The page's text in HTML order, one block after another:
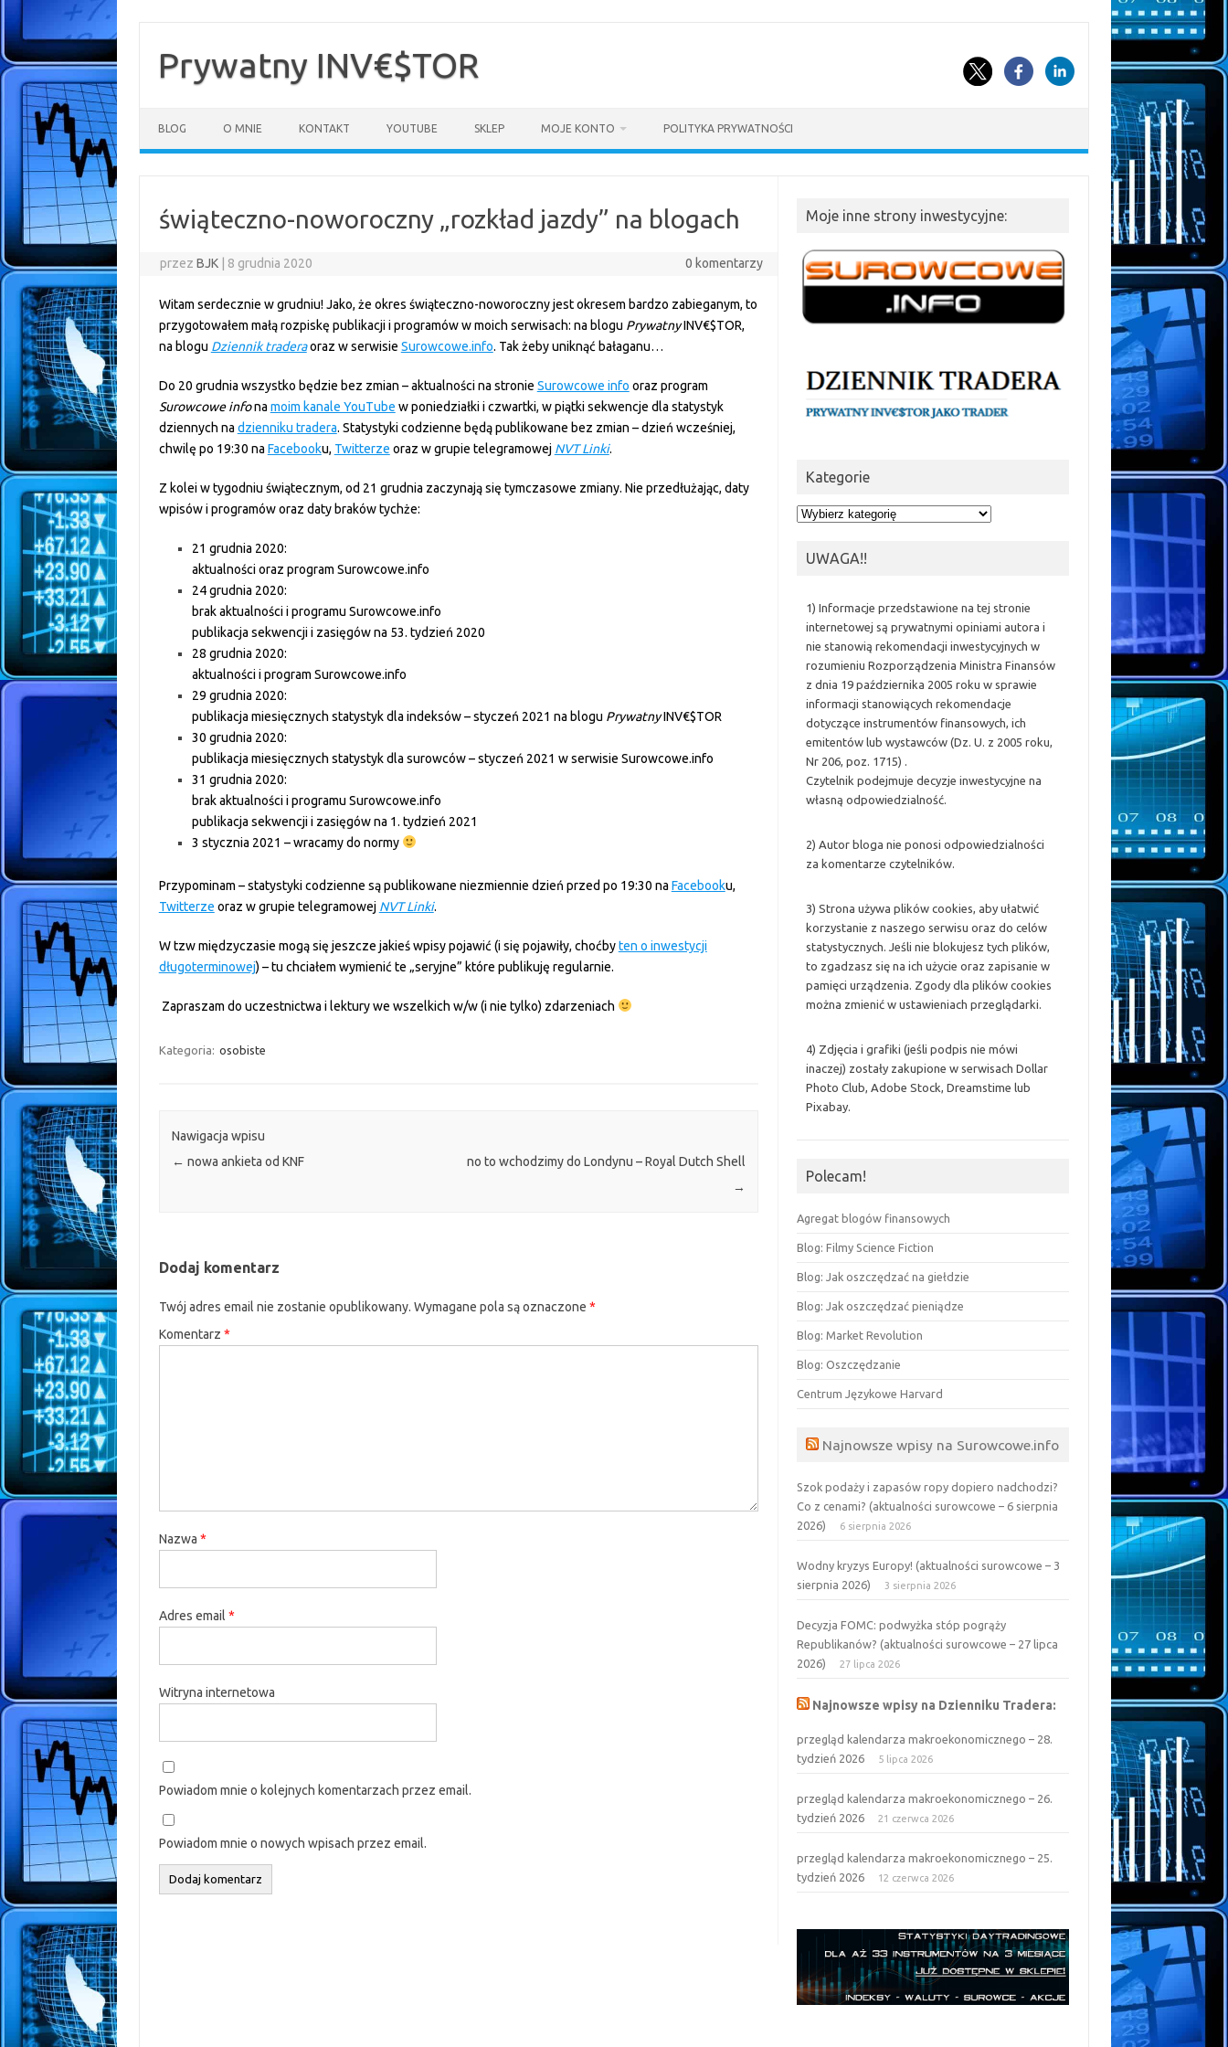
treściPrywatny INV€$TOR
BLOG O MNIE KONTAKT YOUTUBE SKLEP MOJE KONTO POLITYKA PRYWATNOŚCI
świąteczno-noworoczny „rozkład jazdy” na blogach
przezBJK 8 grudnia 2020 0 komentarzy
Witam serdecznie w grudniu! Jako, że okres świąteczno-noworoczny jest okresem bardzo zabieganym, to
przygotowałem małą rozpiskę publikacji i programów w moich serwisach: na blogu PrywatnyINV€$TOR,
na blogu Dziennik tradera oraz w serwisie Surowcowe.info. Tak żeby uniknąć bałaganu…
Do 20 grudnia wszystko będzie bez zmian – aktualności na stronie Surowcowe info oraz program
Surowcowe infona moim kanale YouTube w poniedziałki i czwartki, w piątki sekwencje dla statystyk
dziennych na dzienniku tradera. Statystyki codzienne będą publikowane bez zmian – dzień wcześniej,
chwilę po 19:30 na Facebooku, Twitterze oraz w grupie telegramowej NVT Linki.
Z kolei w tygodniu świątecznym, od 21 grudnia zaczynają się tymczasowe zmiany. Nie przedłużając, daty
wpisów i programów oraz daty braków tychże:
21 grudnia 2020:
aktualności oraz program Surowcowe.info
24 grudnia 2020:
brak aktualności i programu Surowcowe.info
publikacja sekwencji i zasięgów na 53. tydzień 2020
28 grudnia 2020:
aktualności i program Surowcowe.info
29 grudnia 2020:
publikacja miesięcznych statystyk dla indeksów – styczeń 2021 na blogu PrywatnyINV€$TOR
30 grudnia 2020:
publikacja miesięcznych statystyk dla surowców – styczeń 2021 w serwisie Surowcowe.info
31 grudnia 2020:
brak aktualności i programu Surowcowe.info
publikacja sekwencji i zasięgów na 1. tydzień 2021
3 stycznia 2021 – wracamy do normy
Przypominam – statystyki codzienne są publikowane niezmiennie dzień przed po 19:30 na Facebooku,
Twitterze oraz w grupie telegramowej NVT Linki.
W tzw międzyczasie mogą się jeszcze jakieś wpisy pojawić (i się pojawiły, choćbyten o inwestycji
długoterminowej) – tu chciałem wymienić te „seryjne” które publikuję regularnie.
Zapraszam do uczestnictwa i lektury we wszelkich w/w (i nie tylko) zdarzeniach
Kategoria: osobiste
Nawigacja wpisu
← nowa ankieta od KNF
no to wchodzimy do Londynu – Royal Dutch Shell
→
Dodaj komentarz
Twój adres email nie zostanie opublikowany. Wymagane pola są oznaczone *
Komentarz *
Nazwa *
Adres email *
Witryna internetowa
Powiadom mnie o kolejnych komentarzach przez email.
Powiadom mnie o nowych wpisach przez email.
Moje inne strony inwestycyjne:
Kategorie
Kategorie
UWAGA!!
1) Informacje przedstawione na tej stronie
internetowej są prywatnymi opiniami autora i
nie stanowią rekomendacji inwestycyjnych w
rozumieniu Rozporządzenia Ministra Finansów
z dnia 19 października 2005 roku w sprawie
informacji stanowiących rekomendacje
dotyczące instrumentów finansowych, ich
emitentów lub wystawców (Dz. U. z 2005 roku,
Nr 206, poz. 1715) .
Czytelnik podejmuje decyzje inwestycyjne na
własną odpowiedzialność.
2) Autor bloga nie ponosi odpowiedzialności
za komentarze czytelników.
3) Strona używa plików cookies, aby ułatwić
korzystanie z naszego serwisu oraz do celów
statystycznych. Jeśli nie blokujesz tych plików,
to zgadzasz się na ich użycie oraz zapisanie w
pamięci urządzenia. Zgody dla plików cookies
można zmienić w ustawieniach przeglądarki.
4) Zdjęcia i grafiki (jeśli podpis nie mówi
inaczej) zostały zakupione w serwisach Dollar
Photo Club, Adobe Stock, Dreamstime lub
Pixabay.
Polecam!
Agregat blogów finansowych
Blog: Filmy Science Fiction
Blog: Jak oszczędzać na giełdzie
Blog: Jak oszczędzać pieniądze
Blog: Market Revolution
Blog: Oszczędzanie
Centrum Językowe Harvard
Najnowsze wpisy na Surowcowe.info
Szok podaży i zapasów ropy dopiero nadchodzi?
Co z cenami? (aktualności surowcowe – 6 sierpnia
2026)
6 sierpnia 2026
Wodny kryzys Europy! (aktualności surowcowe – 3
sierpnia 2026)
3 sierpnia 2026
Decyzja FOMC: podwyżka stóp pogrąży
Republikanów? (aktualności surowcowe – 27 lipca
2026)
27 lipca 2026
Najnowsze wpisy na Dzienniku Tradera:
przegląd kalendarza makroekonomicznego – 28.
tydzień 2026
5 lipca 2026
przegląd kalendarza makroekonomicznego – 26.
tydzień 2026
21 czerwca 2026
przegląd kalendarza makroekonomicznego – 25.
tydzień 2026
12 czerwca 2026